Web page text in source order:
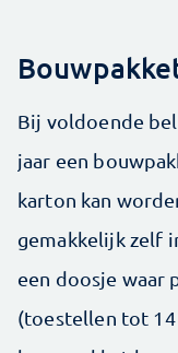
Bij voldoende
jaar een
karton kan
gemakkelijk zelf
een doosje waar
(toestellen tot 14